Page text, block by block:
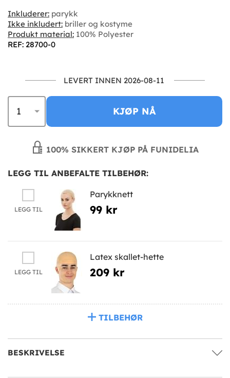
Inkluderer: parykk
Ikke inkludert: briller og kostyme
Produkt material: 100% Polyester
REF: 28700-0
LEVERT INNEN 2026-08-11
KJØP NÅ
100% SIKKERT KJØP PÅ FUNIDELIA
LEGG TIL ANBEFALTE TILBEHØR:
LEGG TIL
Parykknett
99 kr
LEGG TIL
Latex skallet-hette
209 kr
TILBEHØR
BESKRIVELSE